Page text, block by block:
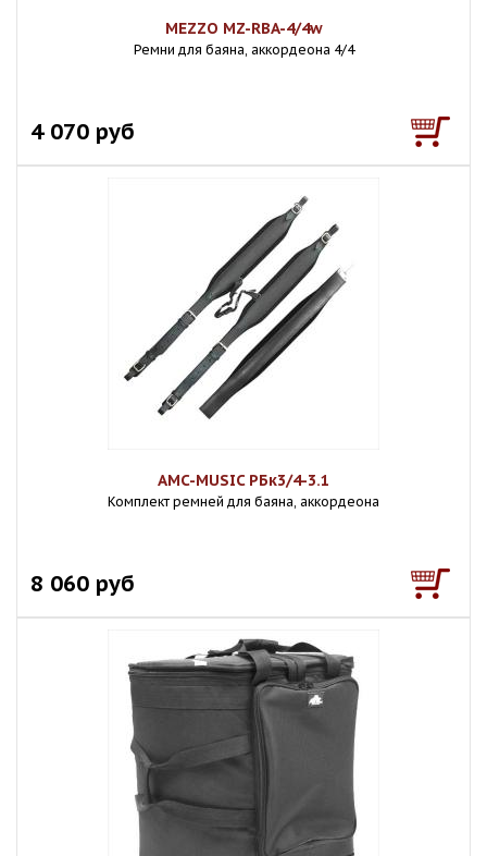
MEZZO MZ-RBA-4/4w
Ремни для баяна, аккордеона 4/4
4 070 руб
AMC-MUSIC РБк3/4-3.1
Комплект ремней для баяна, аккордеона
8 060 руб